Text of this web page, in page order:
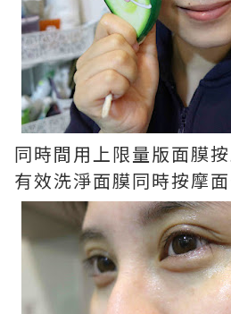
同時間用上限量版面膜
有效洗淨面膜同時按摩